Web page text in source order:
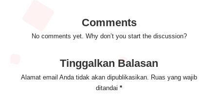
Comments
No comments yet. Why don’t you start the discussion?
Tinggalkan Balasan
Alamat email Anda tidak akan dipublikasikan. Ruas yang wajib
ditandai *